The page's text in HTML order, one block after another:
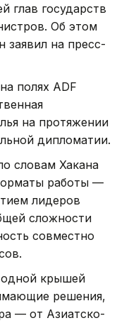
глав государств
Об этом
на пресс-
полях ADF
на протяжении
дипломатии.
словам Хакана
работы —
лидеров
сложности
совместно
одной крышей
решения,
— от Азиатско-